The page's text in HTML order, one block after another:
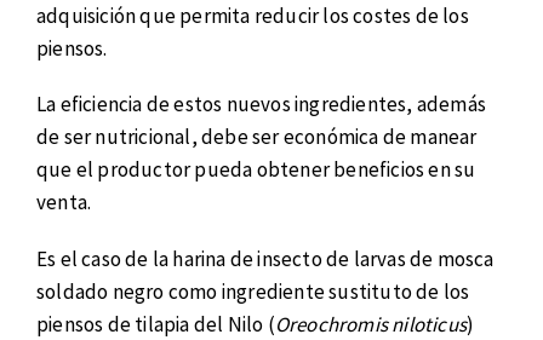
adquisición que permita reducir los costes de los
piensos.
La eficiencia de estos nuevos ingredientes, además
de ser nutricional, debe ser económica de manear
que el productor pueda obtener beneficios en su
venta.
Es el caso de la harina de insecto de larvas de mosca
soldado negro como ingrediente sustituto de los
piensos de tilapia del Nilo (Oreochromis niloticus)